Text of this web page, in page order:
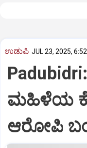
ಉಡುಪಿ JUL 23, 2025,
ಮಹಿಳೆಯ
ಆರೋಪಿ